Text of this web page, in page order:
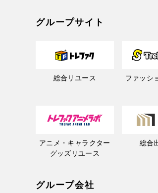
グループサイト
総合リユース ファッシ
アニメ・キャラクター
グッズリユース
総合
グループ会社